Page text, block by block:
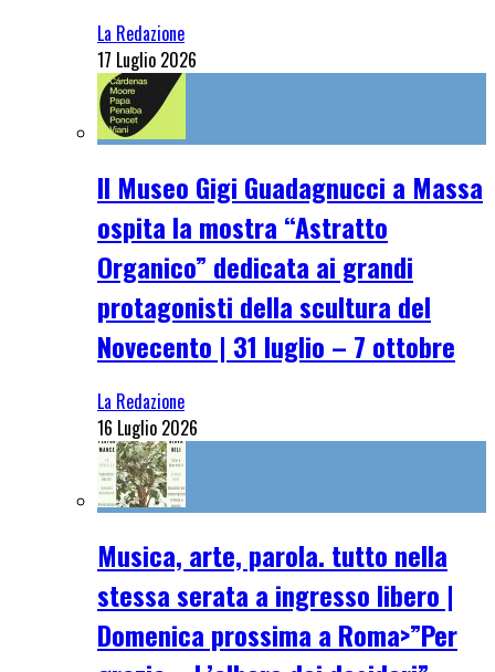
La Redazione
17 Luglio 2026
Il Museo Gigi Guadagnucci a Massa
ospita la mostra “Astratto
Organico” dedicata ai grandi
protagonisti della scultura del
Novecento | 31 luglio – 7 ottobre
La Redazione
16 Luglio 2026
Musica, arte, parola. tutto nella
stessa serata a ingresso libero |
Domenica prossima a Roma>”Per